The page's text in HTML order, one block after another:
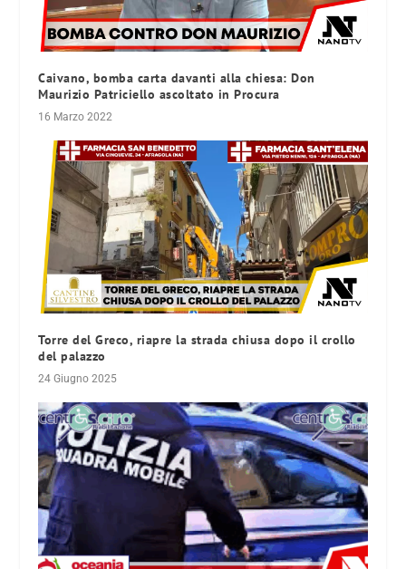
Caivano, bomba carta davanti alla chiesa: Don
Maurizio Patriciello ascoltato in Procura
16 Marzo 2022
Torre del Greco, riapre la strada chiusa dopo il crollo
del palazzo
24 Giugno 2025